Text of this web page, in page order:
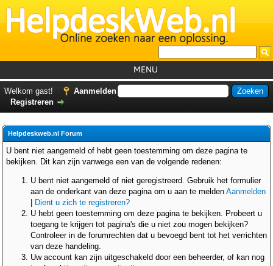
MENU
Helpdesks
Forum
Welkom gast!
Aanmelden
Registreren
Helpdeskweb.nl Forum
U bent niet aangemeld of hebt geen toestemming om deze pagina te
bekijken. Dit kan zijn vanwege een van de volgende redenen:
U bent niet aangemeld of niet geregistreerd. Gebruik het formulier
aan de onderkant van deze pagina om u aan te melden Aanmelden
Dient u zich te registreren?
U hebt geen toestemming om deze pagina te bekijken. Probeert u
toegang te krijgen tot pagina's die u niet zou mogen bekijken?
Controleer in de forumrechten dat u bevoegd bent tot het verrichten
van deze handeling.
Uw account kan zijn uitgeschakeld door een beheerder, of kan nog